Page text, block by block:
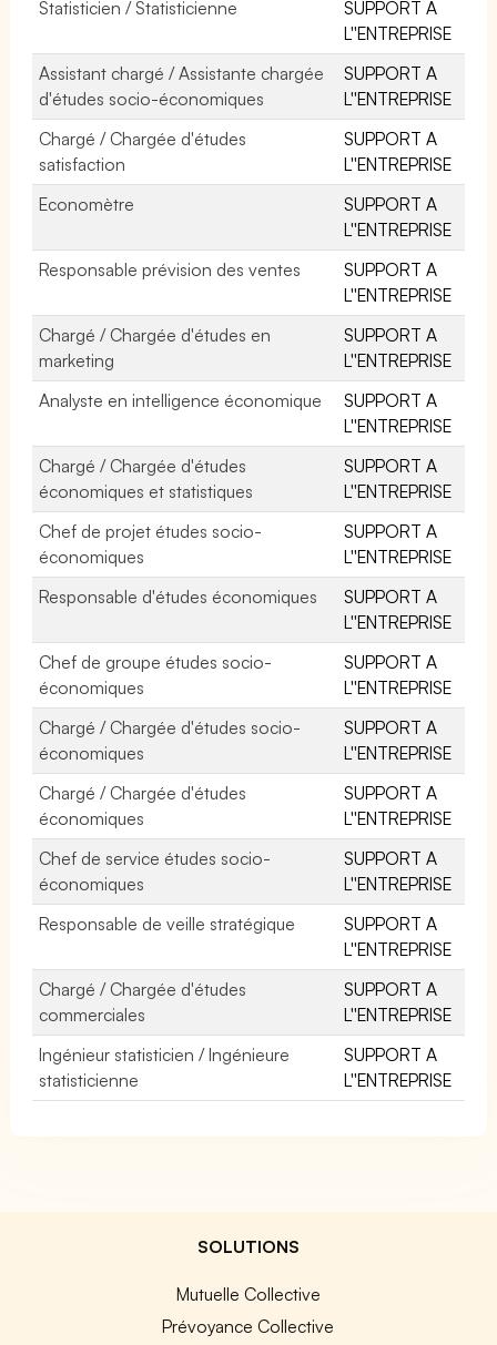
Statisticien / Statisticienne
SUPPORT A
L''ENTREPRISE
Assistant chargé / Assistante chargée
d'études socio-économiques
SUPPORT A
L''ENTREPRISE
Chargé / Chargée d'études
satisfaction
SUPPORT A
L''ENTREPRISE
Economètre
SUPPORT A
L''ENTREPRISE
Responsable prévision des ventes
SUPPORT A
L''ENTREPRISE
Chargé / Chargée d'études en
marketing
SUPPORT A
L''ENTREPRISE
Analyste en intelligence économique
SUPPORT A
L''ENTREPRISE
Chargé / Chargée d'études
économiques et statistiques
SUPPORT A
L''ENTREPRISE
Chef de projet études socio-
économiques
SUPPORT A
L''ENTREPRISE
Responsable d'études économiques
SUPPORT A
L''ENTREPRISE
Chef de groupe études socio-
économiques
SUPPORT A
L''ENTREPRISE
Chargé / Chargée d'études socio-
économiques
SUPPORT A
L''ENTREPRISE
Chargé / Chargée d'études
économiques
SUPPORT A
L''ENTREPRISE
Chef de service études socio-
économiques
SUPPORT A
L''ENTREPRISE
Responsable de veille stratégique
SUPPORT A
L''ENTREPRISE
Chargé / Chargée d'études
commerciales
SUPPORT A
L''ENTREPRISE
Ingénieur statisticien / Ingénieure
statisticienne
SUPPORT A
L''ENTREPRISE
SOLUTIONS
Mutuelle Collective
Prévoyance Collective